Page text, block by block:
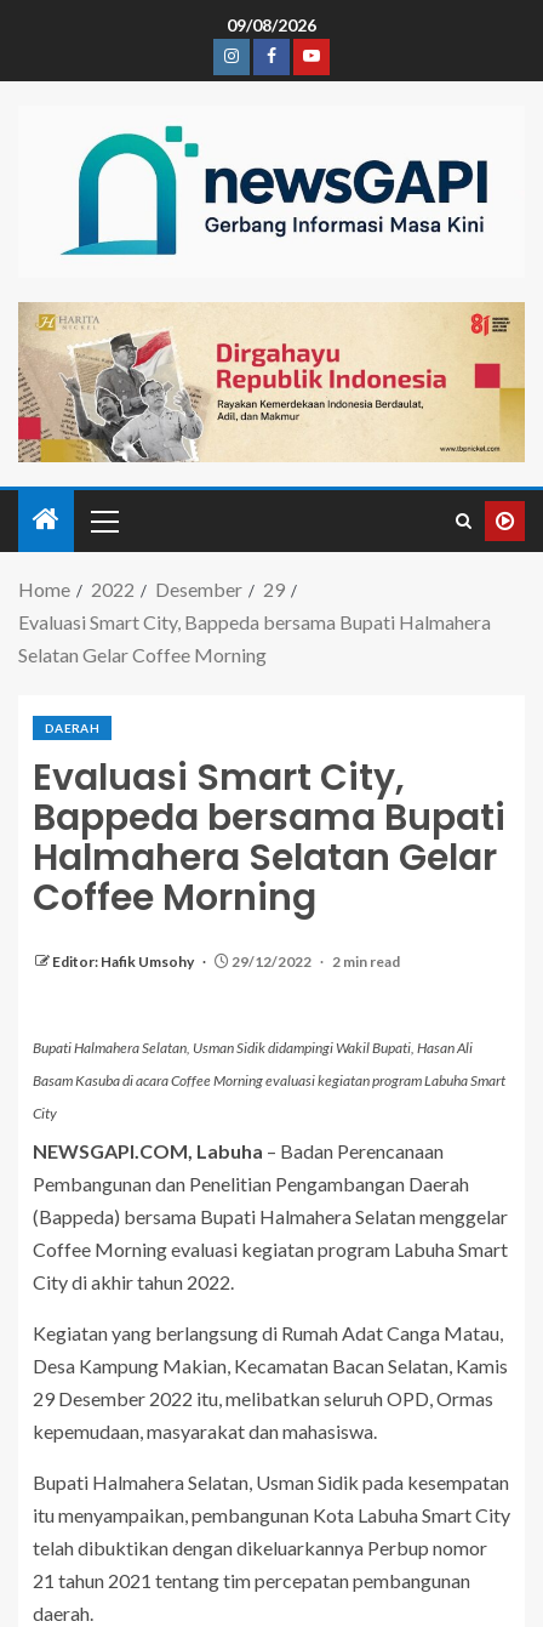
09/08/2026
Home 2022 Desember
29
Evaluasi Smart City, Bappeda bersama Bupati Halmahera
Selatan Gelar Coffee Morning
DAERAH
Evaluasi Smart City,
Bappeda bersama Bupati
Halmahera Selatan Gelar
Coffee Morning
Editor: Hafik Umsohy 29/12/2022 2 min read
Bupati Halmahera Selatan, Usman Sidik didampingi Wakil Bupati, Hasan Ali
Basam Kasuba di acara Coffee Morning evaluasi kegiatan program Labuha Smart
City
NEWSGAPI.COM, Labuha – Badan Perencanaan
Pembangunan dan Penelitian Pengambangan Daerah
(Bappeda) bersama Bupati Halmahera Selatan menggelar
Coffee Morning evaluasi kegiatan program Labuha Smart
City di akhir tahun 2022.
Kegiatan yang berlangsung di Rumah Adat Canga Matau,
Desa Kampung Makian, Kecamatan Bacan Selatan, Kamis
29 Desember 2022 itu, melibatkan seluruh OPD, Ormas
kepemudaan, masyarakat dan mahasiswa.
Bupati Halmahera Selatan, Usman Sidik pada kesempatan
itu menyampaikan, pembangunan Kota Labuha Smart City
telah dibuktikan dengan dikeluarkannya Perbup nomor
21 tahun 2021 tentang tim percepatan pembangunan
daerah.